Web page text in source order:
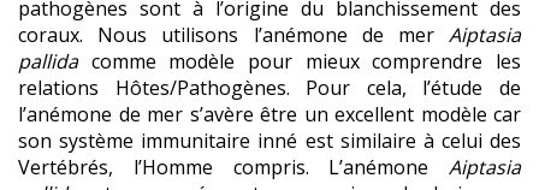
pathogènes sont à l’origine du blanchissement des
coraux. Nous utilisons l’anémone de mer Aiptasia
pallidacomme modèle pour mieux comprendre les
relations Hôtes/Pathogènes. Pour cela, l’étude de
l’anémone de mer s’avère être un excellent modèle car
son système immunitaire inné est similaire à celui des
Vertébrés, l’Homme compris. L’anémone Aiptasia